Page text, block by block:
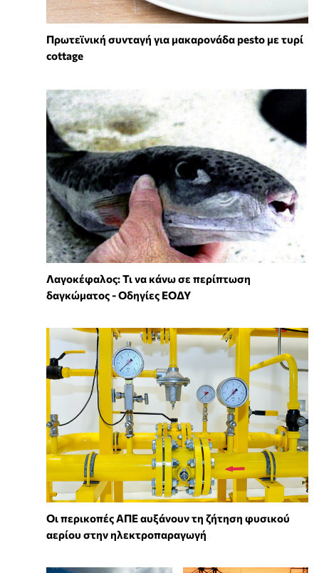
Πρωτεϊνική συνταγή για μακαρονάδα pesto με τυρί
cottage
Λαγοκέφαλος: Τι να κάνω σε περίπτωση
δαγκώματος - Οδηγίες ΕΟΔΥ
Οι περικοπές ΑΠΕ αυξάνουν τη ζήτηση φυσικού
αερίου στην ηλεκτροπαραγωγή